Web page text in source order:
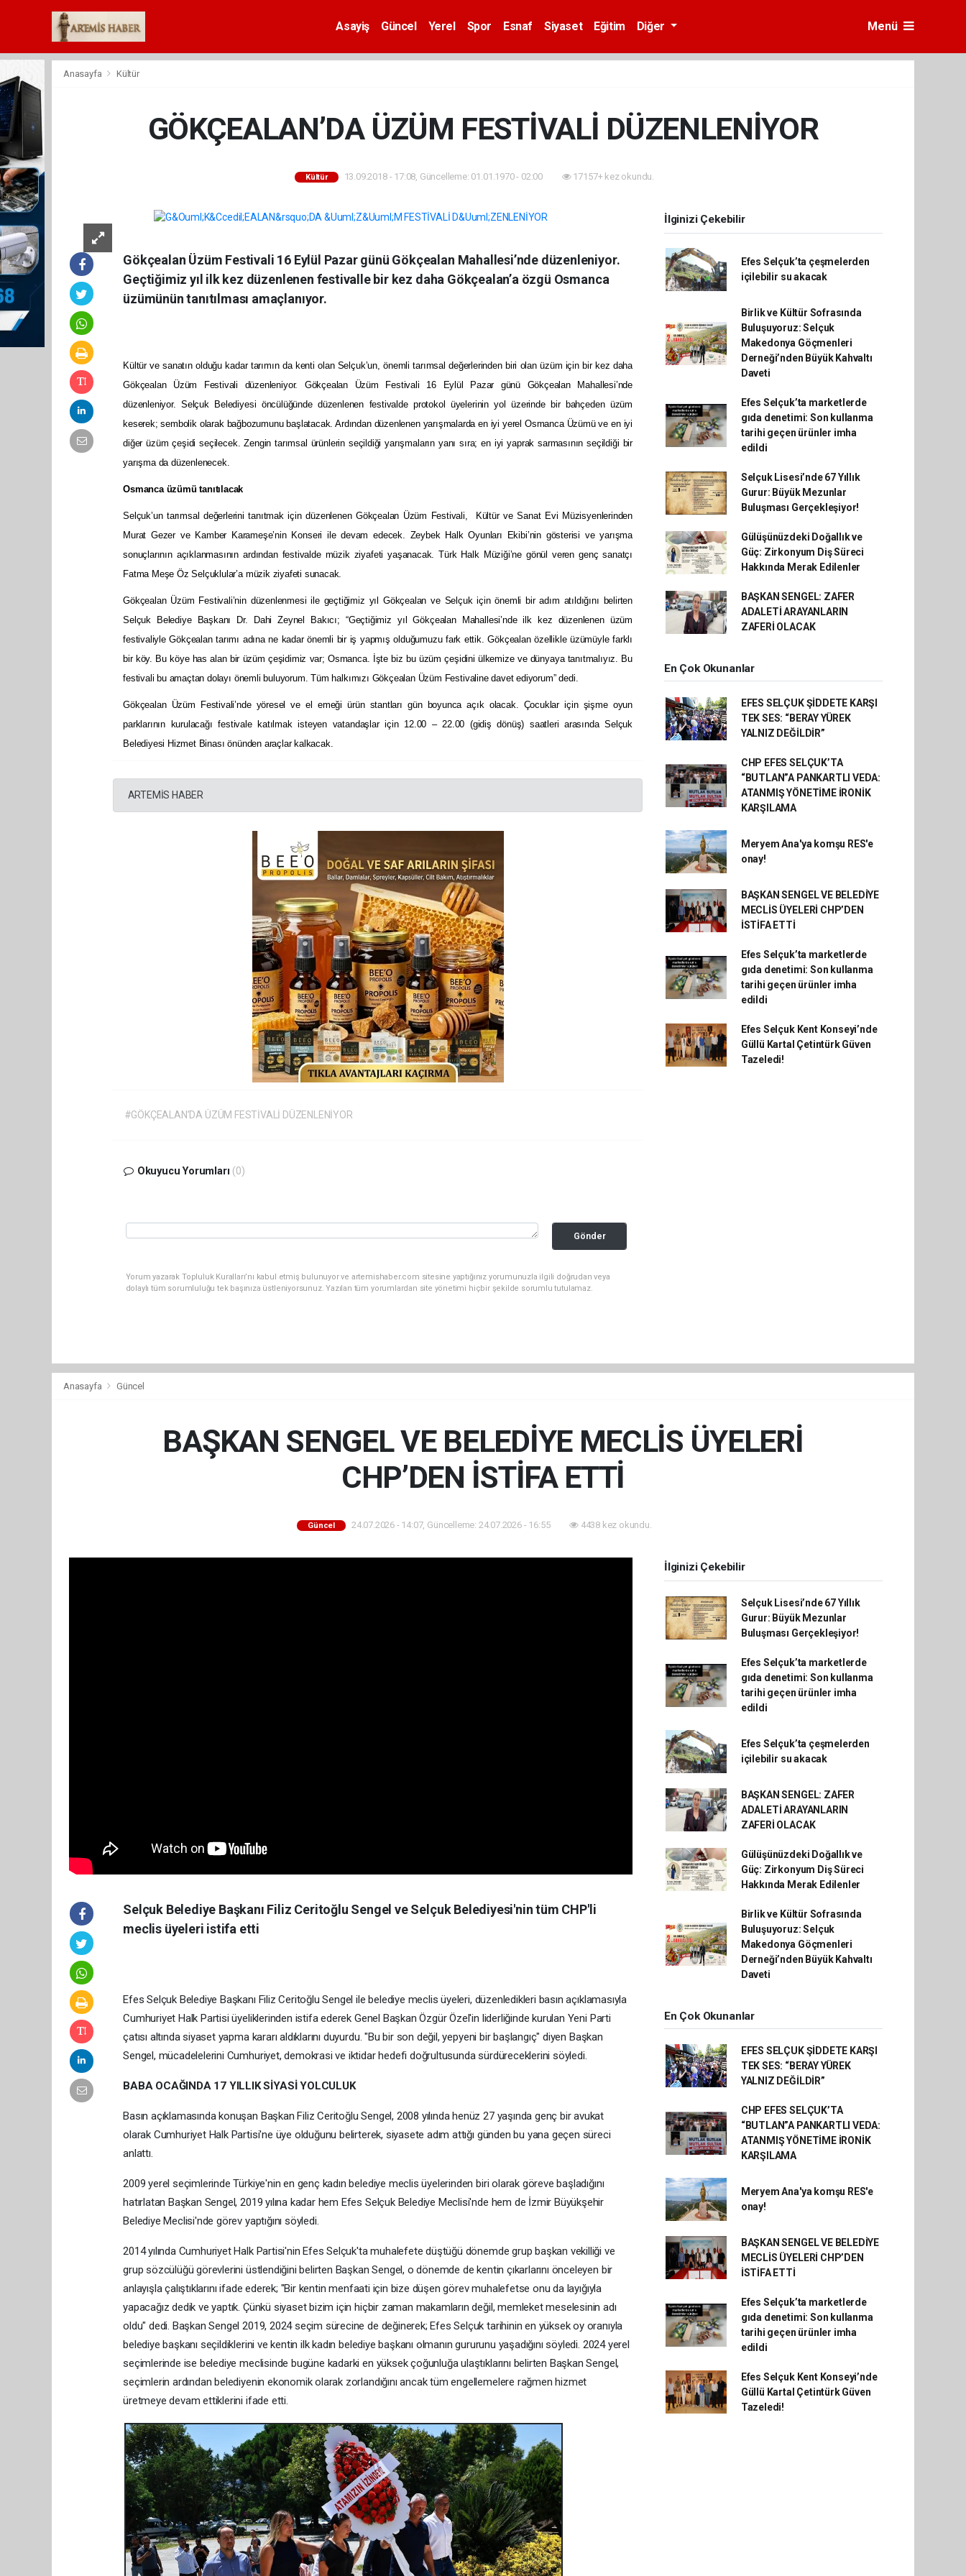
Asayiş Güncel Yerel Spor Esnaf Siyaset Eğitim Diğer Menü
Anasayfa Kültür
GÖKÇEALAN’DA ÜZÜM FESTİVALİ DÜZENLENİYOR
Kültür 13.09.2018 - 17:08, Güncelleme: 01.01.1970 - 02:00 17157+ kez okundu.
Gökçealan Üzüm Festivali 16 Eylül Pazar günü Gökçealan Mahallesi’nde düzenleniyor.
Geçtiğimiz yıl ilk kez düzenlenen festivalle bir kez daha Gökçealan’a özgü Osmanca
üzümünün tanıtılması amaçlanıyor.
Kültür ve sanatın olduğu kadar tarımın da kenti olan Selçuk’un, önemli tarımsal değerlerinden biri olan üzüm için bir kez daha
Gökçealan Üzüm Festivali düzenleniyor. Gökçealan Üzüm Festivali 16 Eylül Pazar günü Gökçealan Mahallesi’nde
düzenleniyor. Selçuk Belediyesi öncülüğünde düzenlenen festivalde protokol üyelerinin yol üzerinde bir bahçeden üzüm
keserek; sembolik olarak bağbozumunu başlatacak. Ardından düzenlenen yarışmalarda en iyi yerel Osmanca Üzümü ve en iyi
diğer üzüm çeşidi seçilecek. Zengin tarımsal ürünlerin seçildiği yarışmaların yanı sıra; en iyi yaprak sarmasının seçildiği bir
yarışma da düzenlenecek.
Osmanca üzümü tanıtılacak
Selçuk’un tarımsal değerlerini tanıtmak için düzenlenen Gökçealan Üzüm Festivali, Kültür ve Sanat Evi Müzisyenlerinden
Murat Gezer ve Kamber Karameşe’nin Konseri ile devam edecek. Zeybek Halk Oyunları Ekibi’nin gösterisi ve yarışma
sonuçlarının açıklanmasının ardından festivalde müzik ziyafeti yaşanacak. Türk Halk Müziği’ne gönül veren genç sanatçı
Fatma Meşe Öz Selçuklular’a müzik ziyafeti sunacak.
Gökçealan Üzüm Festivali’nin düzenlenmesi ile geçtiğimiz yıl Gökçealan ve Selçuk için önemli bir adım atıldığını belirten
Selçuk Belediye Başkanı Dr. Dahi Zeynel Bakıcı; “Geçtiğimiz yıl Gökçealan Mahallesi’nde ilk kez düzenlenen üzüm
festivaliyle Gökçealan tarımı adına ne kadar önemli bir iş yapmış olduğumuzu fark ettik. Gökçealan özellikle üzümüyle farklı
bir köy. Bu köye has alan bir üzüm çeşidimiz var; Osmanca. İşte biz bu üzüm çeşidini ülkemize ve dünyaya tanıtmalıyız. Bu
festivali bu amaçtan dolayı önemli buluyorum. Tüm halkımızı Gökçealan Üzüm Festivaline davet ediyorum” dedi.
Gökçealan Üzüm Festivali’nde yöresel ve el emeği ürün stantları gün boyunca açık olacak. Çocuklar için şişme oyun
parklarının kurulacağı festivale katılmak isteyen vatandaşlar için 12.00 – 22.00 (gidiş dönüş) saatleri arasında Selçuk
Belediyesi Hizmet Binası önünden araçlar kalkacak.
ARTEMİS HABER
#GÖKÇEALAN’DA ÜZÜM FESTİVALİ DÜZENLENİYOR
Okuyucu Yorumları (0)
Gönder
Yorum yazarak Topluluk Kuralları’nı kabul etmiş bulunuyor ve artemishaber.com sitesine yaptığınız yorumunuzla ilgili doğrudan veya
dolaylı tüm sorumluluğu tek başınıza üstleniyorsunuz. Yazılan tüm yorumlardan site yönetimi hiçbir şekilde sorumlu tutulamaz.
İlginizi Çekebilir
Efes Selçuk’ta çeşmelerden
içilebilir su akacak
Birlik ve Kültür Sofrasında
Buluşuyoruz: Selçuk
Makedonya Göçmenleri
Derneği’nden Büyük Kahvaltı
Daveti
Efes Selçuk’ta marketlerde
gıda denetimi: Son kullanma
tarihi geçen ürünler imha
edildi
Selçuk Lisesi’nde 67 Yıllık
Gurur: Büyük Mezunlar
Buluşması Gerçekleşiyor!
Gülüşünüzdeki Doğallık ve
Güç: Zirkonyum Diş Süreci
Hakkında Merak Edilenler
BAŞKAN SENGEL: ZAFER
ADALETİ ARAYANLARIN
ZAFERİ OLACAK
En Çok Okunanlar
EFES SELÇUK ŞİDDETE KARŞI
TEK SES: “BERAY YÜREK
YALNIZ DEĞİLDİR”
CHP EFES SELÇUK’TA
“BUTLAN”A PANKARTLI VEDA:
ATANMIŞ YÖNETİME İRONİK
KARŞILAMA
Meryem Ana'ya komşu RES'e
onay!
BAŞKAN SENGEL VE BELEDİYE
MECLİS ÜYELERİ CHP’DEN
İSTİFA ETTİ
Efes Selçuk’ta marketlerde
gıda denetimi: Son kullanma
tarihi geçen ürünler imha
edildi
Efes Selçuk Kent Konseyi’nde
Güllü Kartal Çetintürk Güven
Tazeledi!
Anasayfa Güncel
BAŞKAN SENGEL VE BELEDİYE MECLİS ÜYELERİ
CHP’DEN İSTİFA ETTİ
Güncel 24.07.2026 - 14:07, Güncelleme: 24.07.2026 - 16:55 4438 kez okundu.
Selçuk Belediye Başkanı Filiz Ceritoğlu Sengel ve Selçuk Belediyesi'nin tüm CHP'li
meclis üyeleri istifa etti
Efes Selçuk Belediye Başkanı Filiz Ceritoğlu Sengel ile belediye meclis üyeleri, düzenledikleri basın açıklamasıyla
Cumhuriyet Halk Partisi üyeliklerinden istifa ederek Genel Başkan Özgür Özel'in liderliğinde kurulan Yeni Parti
çatısı altında siyaset yapma kararı aldıklarını duyurdu. "Bu bir son değil, yepyeni bir başlangıç" diyen Başkan
Sengel, mücadelelerini Cumhuriyet, demokrasi ve iktidar hedefi doğrultusunda sürdüreceklerini söyledi.
BABA OCAĞINDA 17 YILLIK SİYASİ YOLCULUK
Basın açıklamasında konuşan Başkan Filiz Ceritoğlu Sengel, 2008 yılında henüz 27 yaşında genç bir avukat
olarak Cumhuriyet Halk Partisi'ne üye olduğunu belirterek, siyasete adım attığı günden bu yana geçen süreci
anlattı.
2009 yerel seçimlerinde Türkiye'nin en genç kadın belediye meclis üyelerinden biri olarak göreve başladığını
hatırlatan Başkan Sengel, 2019 yılına kadar hem Efes Selçuk Belediye Meclisi'nde hem de İzmir Büyükşehir
Belediye Meclisi'nde görev yaptığını söyledi.
2014 yılında Cumhuriyet Halk Partisi'nin Efes Selçuk'ta muhalefete düştüğü dönemde grup başkan vekilliği ve
grup sözcülüğü görevlerini üstlendiğini belirten Başkan Sengel, o dönemde de kentin çıkarlarını önceleyen bir
anlayışla çalıştıklarını ifade ederek; "Bir kentin menfaati için bize düşen görev muhalefetse onu da layığıyla
yapacağız dedik ve yaptık. Çünkü siyaset bizim için hiçbir zaman makamların değil, memleket meselesinin adı
oldu" dedi. Başkan Sengel 2019, 2024 seçim sürecine de değinerek; Efes Selçuk tarihinin en yüksek oy oranıyla
belediye başkanı seçildiklerini ve kentin ilk kadın belediye başkanı olmanın gururunu yaşadığını söyledi. 2024 yerel
seçimlerinde ise belediye meclisinde bugüne kadarki en yüksek çoğunluğa ulaştıklarını belirten Başkan Sengel,
seçimlerin ardından belediyenin ekonomik olarak zorlandığını ancak tüm engellemelere rağmen hizmet
üretmeye devam ettiklerini ifade etti.
İlginizi Çekebilir
Selçuk Lisesi’nde 67 Yıllık
Gurur: Büyük Mezunlar
Buluşması Gerçekleşiyor!
Efes Selçuk’ta marketlerde
gıda denetimi: Son kullanma
tarihi geçen ürünler imha
edildi
Efes Selçuk’ta çeşmelerden
içilebilir su akacak
BAŞKAN SENGEL: ZAFER
ADALETİ ARAYANLARIN
ZAFERİ OLACAK
Gülüşünüzdeki Doğallık ve
Güç: Zirkonyum Diş Süreci
Hakkında Merak Edilenler
Birlik ve Kültür Sofrasında
Buluşuyoruz: Selçuk
Makedonya Göçmenleri
Derneği’nden Büyük Kahvaltı
Daveti
En Çok Okunanlar
EFES SELÇUK ŞİDDETE KARŞI
TEK SES: “BERAY YÜREK
YALNIZ DEĞİLDİR”
CHP EFES SELÇUK’TA
“BUTLAN”A PANKARTLI VEDA:
ATANMIŞ YÖNETİME İRONİK
KARŞILAMA
Meryem Ana'ya komşu RES'e
onay!
BAŞKAN SENGEL VE BELEDİYE
MECLİS ÜYELERİ CHP’DEN
İSTİFA ETTİ
Efes Selçuk’ta marketlerde
gıda denetimi: Son kullanma
tarihi geçen ürünler imha
edildi
Efes Selçuk Kent Konseyi’nde
Güllü Kartal Çetintürk Güven
Tazeledi!